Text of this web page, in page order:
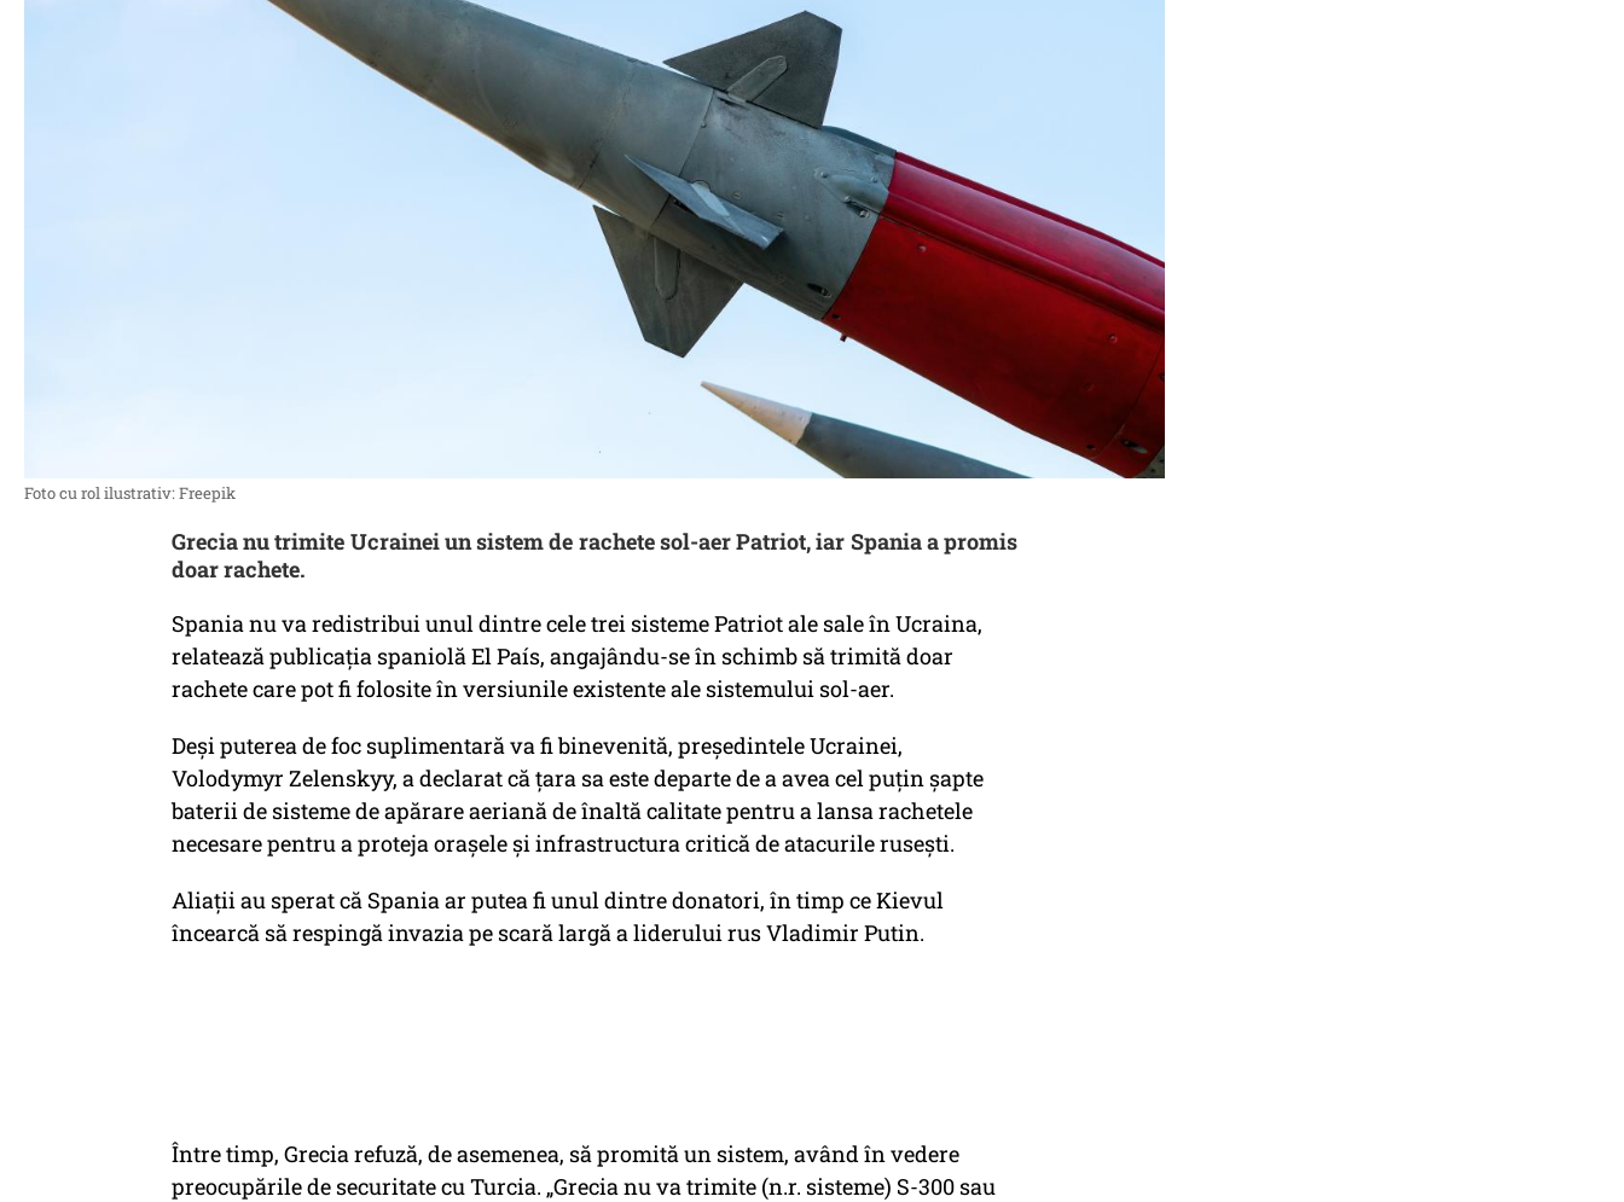
Foto cu rol ilustrativ: Freepik
Grecia nu trimite Ucrainei un sistem de rachete sol-aer Patriot, iar Spania a promis
doar rachete.
Spania nu va redistribui unul dintre cele trei sisteme Patriot ale sale în Ucraina,
relatează publicația spaniolă El País, angajându-se în schimb să trimită doar
rachete care pot fi folosite în versiunile existente ale sistemului sol-aer.
Deși puterea de foc suplimentară va fi binevenită, președintele Ucrainei,
Volodymyr Zelenskyy, a declarat că țara sa este departe de a avea cel puțin șapte
baterii de sisteme de apărare aeriană de înaltă calitate pentru a lansa rachetele
necesare pentru a proteja orașele și infrastructura critică de atacurile rusești.
Aliații au sperat că Spania ar putea fi unul dintre donatori, în timp ce Kievul
încearcă să respingă invazia pe scară largă a liderului rus Vladimir Putin.
Între timp, Grecia refuză, de asemenea, să promită un sistem, având în vedere
preocupările de securitate cu Turcia. „Grecia nu va trimite (n.r. sisteme) S-300 sau